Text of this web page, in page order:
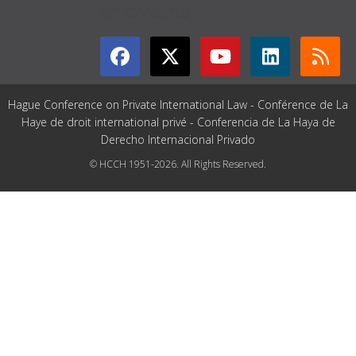
Hague Conference on Private International Law - Conférence de La
Haye de droit international privé - Conferencia de La Haya de
Derecho Internacional Privado
© HCCH 1951-2026. All Rights Reserved.